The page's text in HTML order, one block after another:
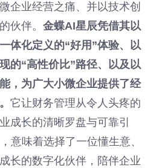
企业经营之痛、并以技术创
伙伴。金蝶AI星辰凭借其以
体化定义的“好用”体验、以
的“高性价比”路径、以及以
，为广大小微企业提供了经
它让财务管理从令人头疼的
成长的清晰罗盘与可靠引
意味着选择了一位懂生意、
长的数字化伙伴，陪伴企业